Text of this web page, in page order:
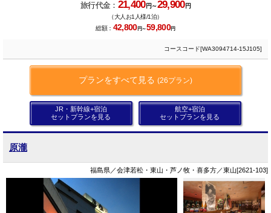
旅行代金： 21,400円～29,900円
（大人お1人様/1泊）
総額： 42,800円～59,800円
コースコード[WA3094714-15J105]
プランをすべて見る (26プラン)
JR・新幹線+宿泊
セットプランを見る
航空+宿泊
セットプランを見る
原瀧
福島県／会津若松・東山・芦ノ牧・喜多方／東山[2621-103]